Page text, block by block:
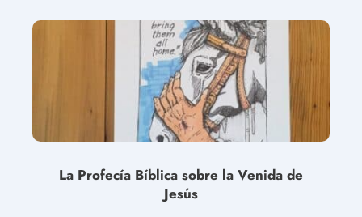
La Profecía Bíblica sobre la Venida de
Jesús